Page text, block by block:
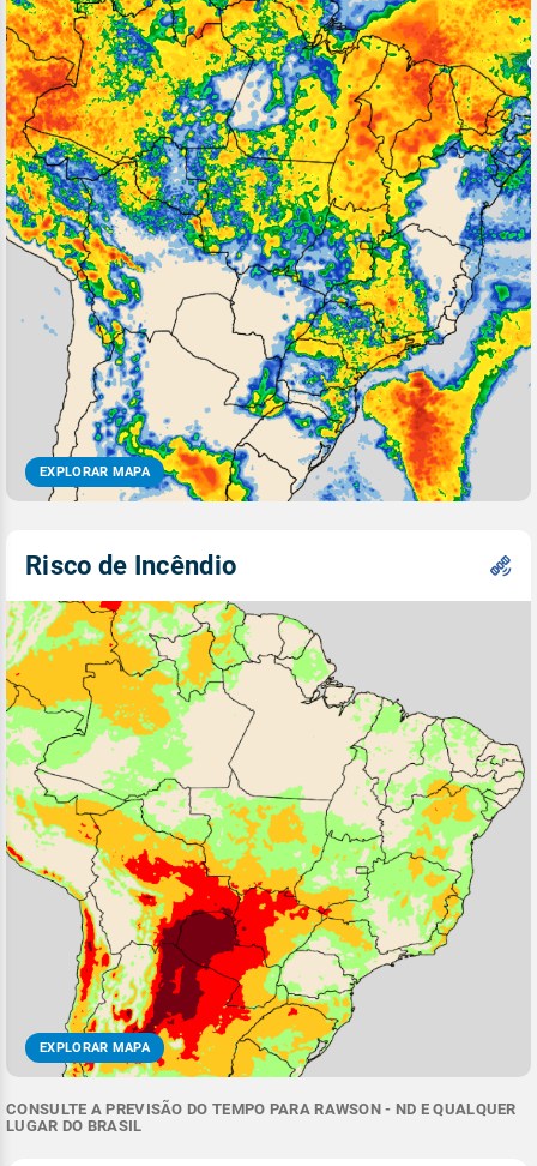
EXPLORAR MAPA
Risco de Incêndio
EXPLORAR MAPA
CONSULTE A PREVISÃO DO TEMPO PARA RAWSON - ND E QUALQUER
LUGAR DO BRASIL